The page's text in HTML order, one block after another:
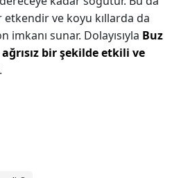
etkendir ve koyu kıllarda da
imkanı sunar. Dolayısıyla Buz
bir şekilde etkili ve
.